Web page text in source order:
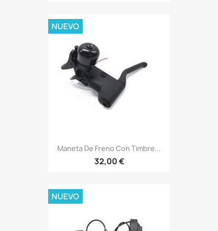
Maneta De Freno Con Timbre...
32,00 €
NUEVO
NUEVO